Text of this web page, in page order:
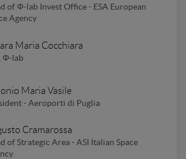
of Φ-lab Invest Office - ESA European
Agency
Maria Cocchiara
Φ-lab
Maria Vasile
- Aeroporti di Puglia
Cramarossa
of Strategic Area - ASI Italian Space